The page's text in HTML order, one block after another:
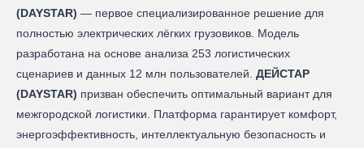
(DAYSTAR) — первое специализированное решение для
полностью электрических лёгких грузовиков. Модель
разработана на основе анализа 253 логистических
сценариев и данных 12 млн пользователей. ДЕЙСТАР
(DAYSTAR) призван обеспечить оптимальный вариант для
межгородской логистики. Платформа гарантирует комфорт,
энергоэффективность, интеллектуальную безопасность и